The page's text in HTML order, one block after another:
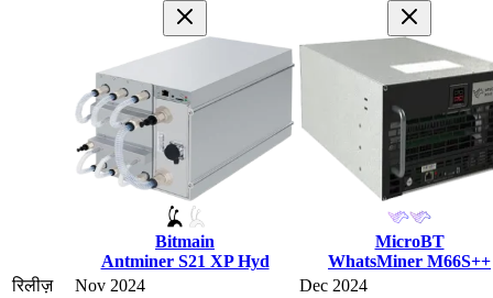
Bitmain
Antminer S21 XP Hyd
MicroBT
WhatsMiner M66S++
रिलीज़
Nov 2024
Dec 2024